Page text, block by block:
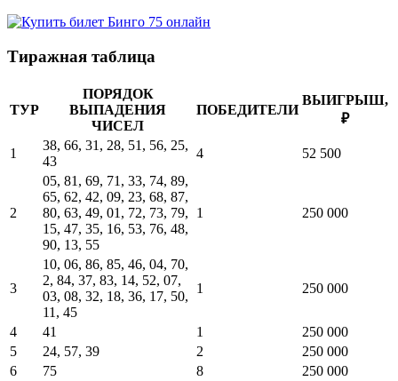
Тиражная таблица
ТУР
ПОРЯДОК
ВЫПАДЕНИЯ
ЧИСЕЛ
ПОБЕДИТЕЛИ
ВЫИГРЫШ,
₽
1
38, 66, 31, 28, 51, 56, 25,
43
4 52 500
2
05, 81, 69, 71, 33, 74, 89,
65, 62, 42, 09, 23, 68, 87,
80, 63, 49, 01, 72, 73, 79,
15, 47, 35, 16, 53, 76, 48,
90, 13, 55
1 250 000
3
10, 06, 86, 85, 46, 04, 70,
2, 84, 37, 83, 14, 52, 07,
03, 08, 32, 18, 36, 17, 50,
11, 45
1 250 000
4 41 1
250 000
5
24, 57, 39 2
250 000
6
75 8
250 000